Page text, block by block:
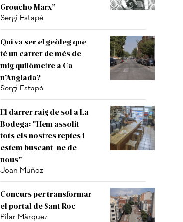
Groucho Marx”
Sergi Estapé
Qui va ser el geòleg que
té un carrer de més de
mig quilòmetre a Ca
n’Anglada?
Sergi Estapé
El darrer raig de sol a La
Bodega: "Hem assolit
tots els nostres reptes i
estem buscant-ne de
nous"
Joan Muñoz
Concurs per transformar
el portal de Sant Roc
Pilar Màrquez